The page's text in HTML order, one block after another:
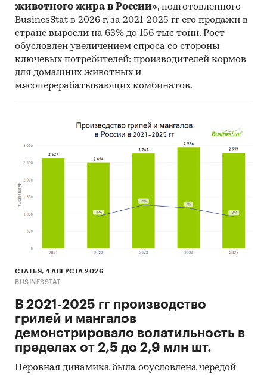
снижение на ***%, а в 2021 году – на ***%. Объем
производства мучных кондитерских изделий в
2021 году составил *** тыс. тонн.
Диаграмма 2. Объем производства мучных
кондитерских изделий, Россия, 2017-2021 гг.,
тыс. тонн
***
Потребление мучных кондитерских изделий
на душу населения в России в 2021 году
составило около *** кг/чел., снизившись по
примерно половину душевого потребления
всех кондитерских изделий в стране.
Россия, 2017-2021 гг., кг/чел.
***
Импорт/экспорт мучных кондитерских
изделий
По данным ФТС России, в стоимостном
выражении объем импорта мучных
животного жира в России», подготовленного
BusinesStat в 2026 г, за 2021-2025 гг его продажи в
стране выросли на 63% до 156 тыс тонн. Рост
обусловлен увеличением спроса со стороны
ключевых потребителей: производителей кормов
для домашних животных и
мясоперерабатывающих комбинатов.
СТАТЬЯ, 4 АВГУСТА 2026
BUSINESSTAT
В 2021-2025 гг производство
грилей и мангалов
демонстрировало волатильность в
пределах от 2,5 до 2,9 млн шт.
Неровная динамика была обусловлена чередой